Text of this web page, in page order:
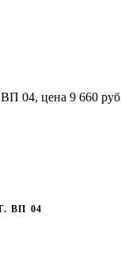
ВП 04